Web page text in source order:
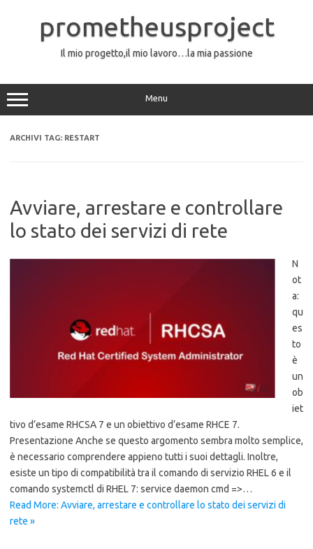
contenutoprometheusproject
Il mio progetto,il mio lavoro…la mia passione
Menu
ARCHIVI TAG: RESTART
Avviare, arrestare e controllare
lo stato dei servizi di rete
N
ot
a:
qu
es
to
è
un
ob
iet
tivo d’esame RHCSA 7 e un obiettivo d’esame RHCE 7.
Presentazione Anche se questo argomento sembra molto semplice,
è necessario comprendere appieno tutti i suoi dettagli. Inoltre,
esiste un tipo di compatibilità tra il comando di servizio RHEL 6 e il
comando systemctl di RHEL 7: service daemon cmd =>…
Read More: Avviare, arrestare e controllare lo stato dei servizi di
rete »